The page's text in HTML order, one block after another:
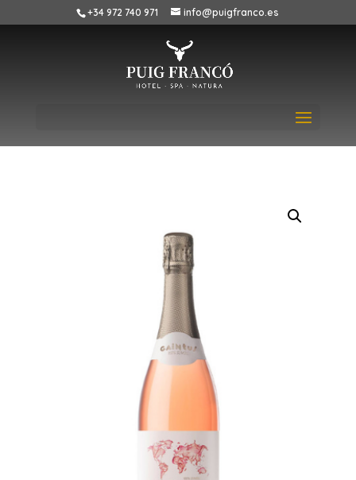
+34 972 740 971 info@puigfranco.es